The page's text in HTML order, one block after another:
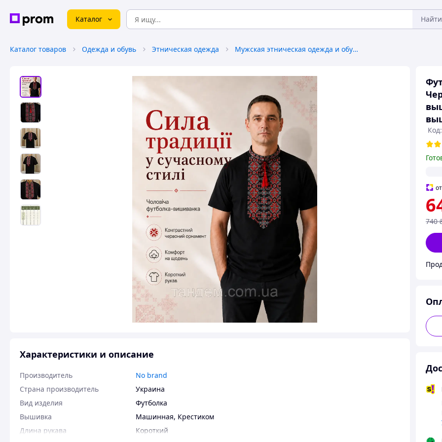
Каталог Найти
Каталог товаров Одежда и обувь Этническая одежда Мужская этническая одежда и обувь
от
740
Характеристики и описание
Производитель
No brand
Страна производитель
Украина
Вид изделия
Футболка
Вышивка
Машинная, Крестиком
Длина рукава
Короткий